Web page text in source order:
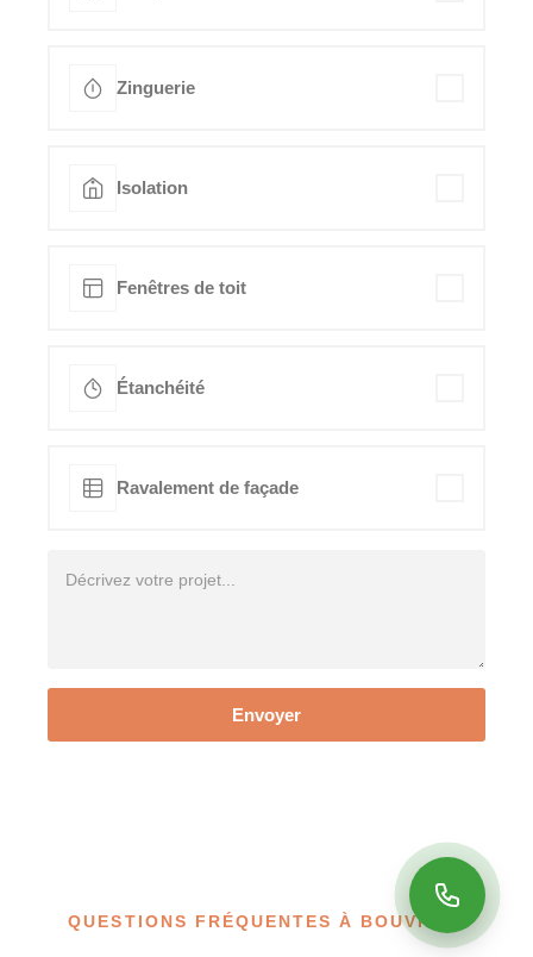
Zinguerie
Isolation
Fenêtres de toit
Étanchéité
Ravalement de façade
Envoyer
QUESTIONS FRÉQUENTES À BOUVILLE